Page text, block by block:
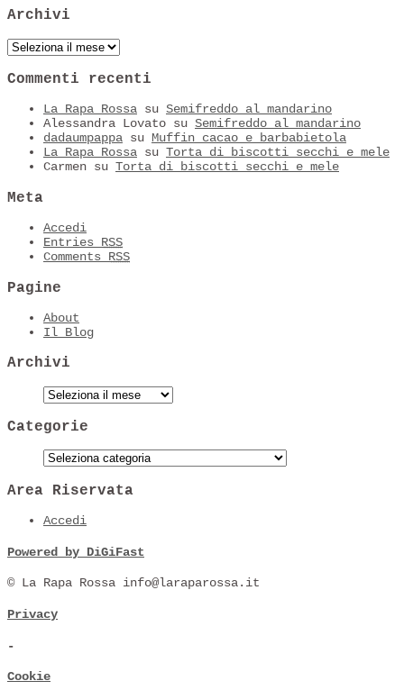
Archivi
Archivi
Commenti recenti
La Rapa Rossa su Semifreddo al mandarino
Alessandra Lovato su Semifreddo al mandarino
dadaumpappa su Muffin cacao e barbabietola
La Rapa Rossa su Torta di biscotti secchi e mele
Carmen su Torta di biscotti secchi e mele
Meta
Accedi
Entries RSS
Comments RSS
Pagine
About
Il Blog
Archivi
Categorie
Area Riservata
Accedi
Powered by DiGiFast
© La Rapa Rossa info@laraparossa.it
Privacy
-
Cookie